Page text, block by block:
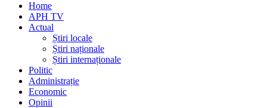
Home
APH TV
Actual
Știri locale
Știri naționale
Știri internaționale
Politic
Administrație
Economic
Opinii